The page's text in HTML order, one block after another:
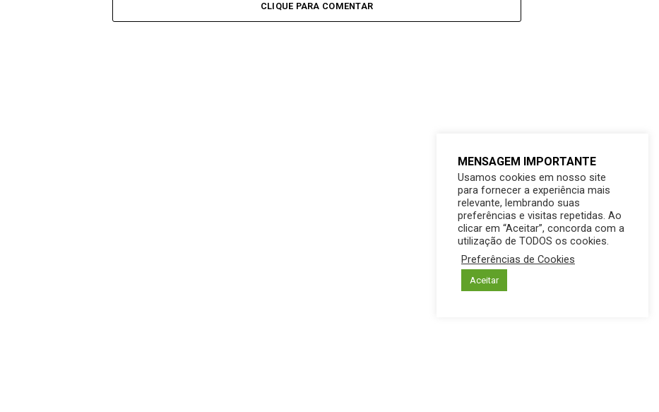
CLIQUE PARA COMENTAR
MENSAGEM IMPORTANTE
Usamos cookies em nosso site
para fornecer a experiência mais
relevante, lembrando suas
preferências e visitas repetidas. Ao
clicar em “Aceitar”, concorda com a
utilização de TODOS os cookies.
Preferências de Cookies
Aceitar